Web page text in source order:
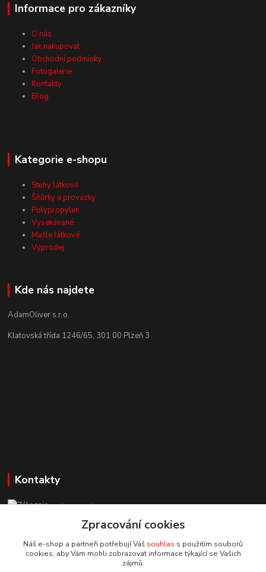
Informace pro zákazníky
O nás
Jak nakupovat
Obchodní podmínky
Fotogalerie
Kontakty
Blog
Kategorie e-shopu
Stuhy látkové
Šňůrky a provázky
Polypropylen
Vysekávané
Mašle látkové
Výprodej
Kde nás najdete
AdamOliver s.r.o.
Klatovská třída 1246/65, 301 00 Plzeň 3
Kontakty
Zákaznická podpora StuhyLevně.cz
+420 725 618 353
(Po-Pá, 8-16 hod.)
adamoliver@seznam.cz
Zpracování cookies
Náš e-shop a partneři potřebují Váš souhlas s použitím souborů
cookies, aby Vám mohli zobrazovat informace týkající se Vašich
zájmů.